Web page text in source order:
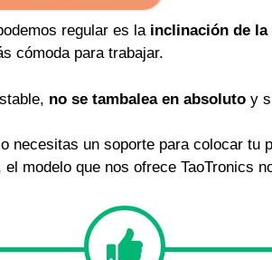
regular es la inclinación de la
cómoda para trabajar.
no se tambalea en absoluto y
necesitas un soporte para colocar
modelo que nos ofrece TaoTronics